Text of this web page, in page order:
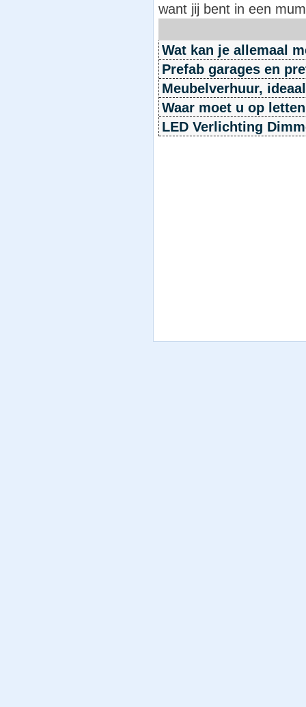
want jij bent in een
Wat kan je allemaal
Prefab garages en
Meubelverhuur,
Waar moet u op
LED Verlichting